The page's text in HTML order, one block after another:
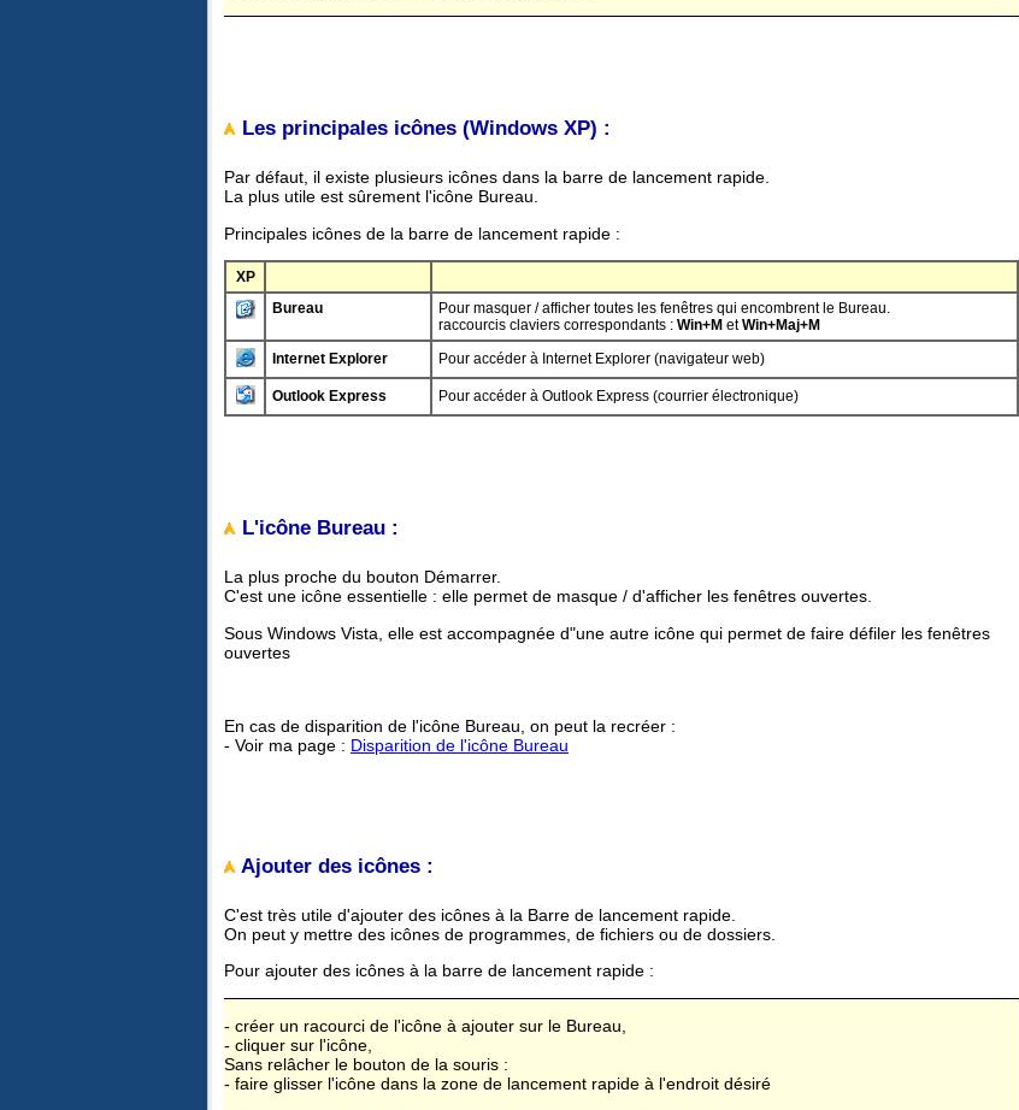
Les principales icônes (Windows XP) :
Par défaut, il existe plusieurs icônes dans la barre de lancement rapide.
La plus utile est sûrement l'icône Bureau.
Principales icônes de la barre de lancement rapide :
XP
Bureau
Pour masquer / afficher toutes les fenêtres qui encombrent le Bureau.
raccourcis claviers correspondants : Win+M etWin+Maj+M
Internet Explorer
Pour accéder à Internet Explorer (navigateur web)
Outlook Express Pour accéder à Outlook Express (courrier électronique)
L'icône Bureau :
La plus proche du bouton Démarrer.
C'est une icône essentielle : elle permet de masque / d'afficher les fenêtres ouvertes.
Sous Windows Vista, elle est accompagnée d"une autre icône qui permet de faire défiler les fenêtres
ouvertes
En cas de disparition de l'icône Bureau, on peut la recréer :
- Voir ma page : Disparition de l'icône Bureau
Ajouter des icônes :
C'est très utile d'ajouter des icônes à la Barre de lancement rapide.
On peut y mettre des icônes de programmes, de fichiers ou de dossiers.
Pour ajouter des icônes à la barre de lancement rapide :
- créer un racourci de l'icône à ajouter sur le Bureau,
- cliquer sur l'icône,
Sans relâcher le bouton de la souris :
- faire glisser l'icône dans la zone de lancement rapide à l'endroit désiré